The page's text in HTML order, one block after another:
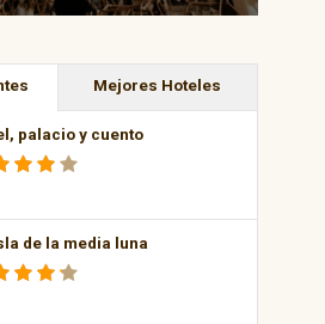
Mejores Hoteles
palacio y cuento
de la media luna